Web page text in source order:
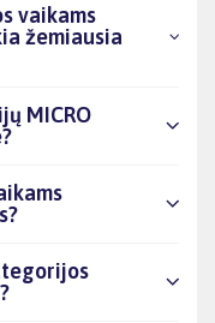
vaikams
žemiausia
MICRO